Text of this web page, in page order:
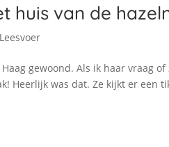
huis van de
Leesvoer
gewoond. Als ik haar vraag
Heerlijk was dat. Ze kijkt er een